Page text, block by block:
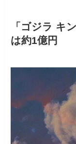
「ゴジラ キ
は約1億円